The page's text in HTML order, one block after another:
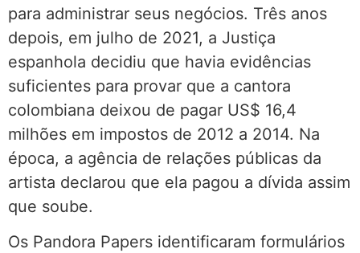
para administrar seus negócios. Três anos
depois, em julho de 2021, a Justiça
espanhola decidiu que havia evidências
suficientes para provar que a cantora
colombiana deixou de pagar US$ 16,4
milhões em impostos de 2012 a 2014. Na
época, a agência de relações públicas da
artista declarou que ela pagou a dívida assim
que soube.
Os Pandora Papers identificaram formulários